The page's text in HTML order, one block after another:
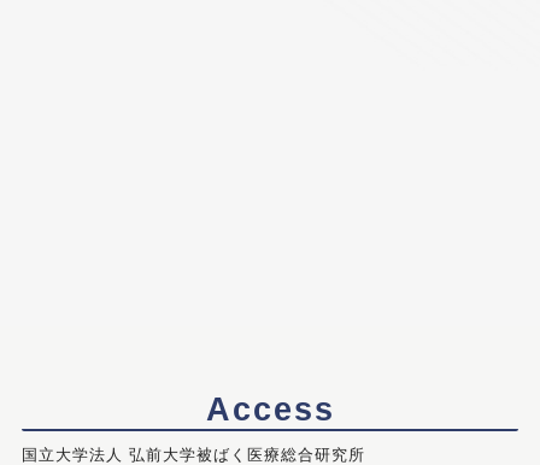
Access
国立大学法人 弘前大学被ばく医療総合研究所